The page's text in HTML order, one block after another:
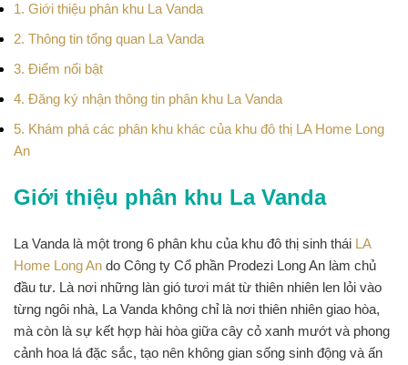
1. Giới thiệu phân khu La Vanda
2. Thông tin tổng quan La Vanda
3. Điểm nổi bật
4. Đăng ký nhận thông tin phân khu La Vanda
5. Khám phá các phân khu khác của khu đô thị LA Home Long
An
Giới thiệu phân khu La Vanda
La Vanda là một trong 6 phân khu của khu đô thị sinh thái LA
Home Long An do Công ty Cổ phần Prodezi Long An làm chủ
đầu tư. Là nơi những làn gió tươi mát từ thiên nhiên len lỏi vào
từng ngôi nhà, La Vanda không chỉ là nơi thiên nhiên giao hòa,
mà còn là sự kết hợp hài hòa giữa cây cỏ xanh mướt và phong
cảnh hoa lá đặc sắc, tạo nên không gian sống sinh động và ấn